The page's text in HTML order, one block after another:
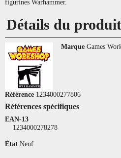
figurines Warhammer.
Détails du produit
Marque Games
Référence 1234000277806
Références spécifiques
EAN-13
1234000278278
État Neuf